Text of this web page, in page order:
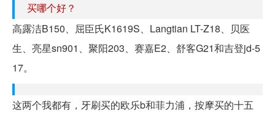
买哪个好？
高露洁B150、屈臣氏K1619S、Langtian LT-Z18、贝医
生、亮星sn901、聚阳203、赛嘉E2、舒客G21和吉登jd-5
17。
这两个我都有，牙刷买的欧乐b和菲力浦，按摩买的十五